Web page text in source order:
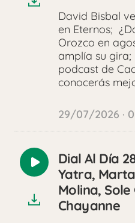
David Bisbal
en Eternos;
Orozco en
amplía su gira;
podcast de
conocerás
29/07/2026 ·
Reproducir
audio
Dial Al Día
Yatra,
Molina, Sole
Chayanne